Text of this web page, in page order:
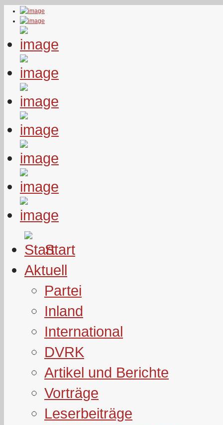
Start
Aktuell
Partei
Inland
International
DVRK
Artikel und Berichte
Vorträge
Leserbeiträge